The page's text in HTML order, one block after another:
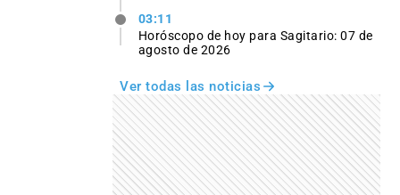
03:11
Horóscopo de hoy para Sagitario: 07 de
agosto de 2026
Ver todas las noticias